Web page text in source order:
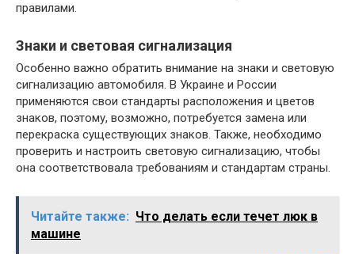
правилами.
Знаки и световая сигнализация
Особенно важно обратить внимание на знаки и световую
сигнализацию автомобиля. В Украине и России
применяются свои стандарты расположения и цветов
знаков, поэтому, возможно, потребуется замена или
перекраска существующих знаков. Также, необходимо
проверить и настроить световую сигнализацию, чтобы
она соответствовала требованиям и стандартам страны.
Читайте также: Что делать если течет люк в
машине